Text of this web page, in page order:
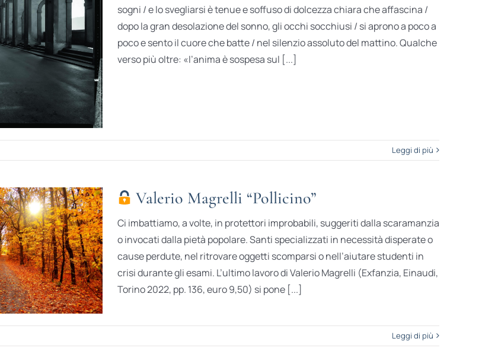
sogni / e lo svegliarsi è tenue e soffuso di dolcezza chiara che affascina /
dopo la gran desolazione del sonno, gli occhi socchiusi / si aprono a poco a
poco e sento il cuore che batte / nel silenzio assoluto del mattino. Qualche
verso più oltre: «l’anima è sospesa sul [...]
Leggi di più
Valerio Magrelli “Pollicino”
Ci imbattiamo, a volte, in protettori improbabili, suggeriti dalla scaramanzia
o invocati dalla pietà popolare. Santi specializzati in necessità disperate o
cause perdute, nel ritrovare oggetti scomparsi o nell’aiutare studenti in
crisi durante gli esami. L’ultimo lavoro di Valerio Magrelli (Exfanzia, Einaudi,
Torino 2022, pp. 136, euro 9,50) si pone [...]
Leggi di più